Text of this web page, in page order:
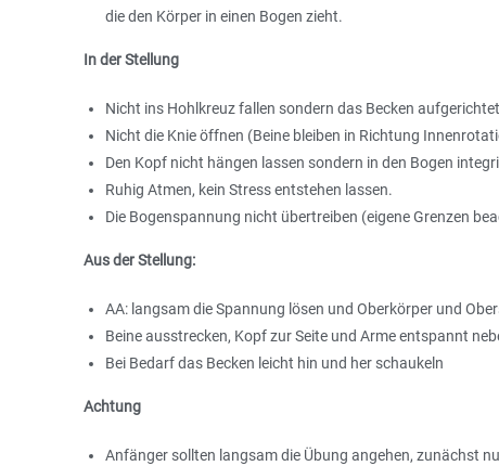
die den Körper in einen Bogen zieht.
In der Stellung
Nicht ins Hohlkreuz fallen sondern das Becken
Nicht die Knie öffnen (Beine bleiben in Richtung
Den Kopf nicht hängen lassen sondern in den Bogen
Ruhig Atmen, kein Stress entstehen lassen.
Die Bogenspannung nicht übertreiben (eigene Grenzen
Aus der Stellung:
AA: langsam die Spannung lösen und Oberkörper und
Beine ausstrecken, Kopf zur Seite und Arme entspannt
Bei Bedarf das Becken leicht hin und her schaukeln
Achtung
Anfänger sollten langsam die Übung angehen, zunächst